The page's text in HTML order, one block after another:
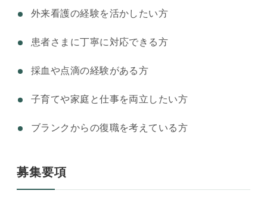
外来看護の経験を活かしたい方
患者さまに丁寧に対応できる方
採血や点滴の経験がある方
子育てや家庭と仕事を両立したい方
ブランクからの復職を考えている方
募集要項